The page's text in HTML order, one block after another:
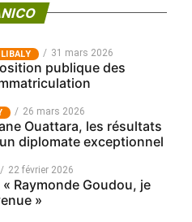
31 mars 2026
publique des
26 mars 2026
Ouattara, les résultats
diplomate exceptionnel
22 février 2026
« Raymonde Goudou, je
»